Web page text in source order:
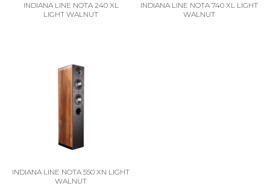
INDIANA LINE NOTA 240 XL
LIGHT WALNUT
INDIANA LINE NOTA 740 XL LIGHT
WALNUT
INDIANA LINE NOTA 550 XN LIGHT
WALNUT